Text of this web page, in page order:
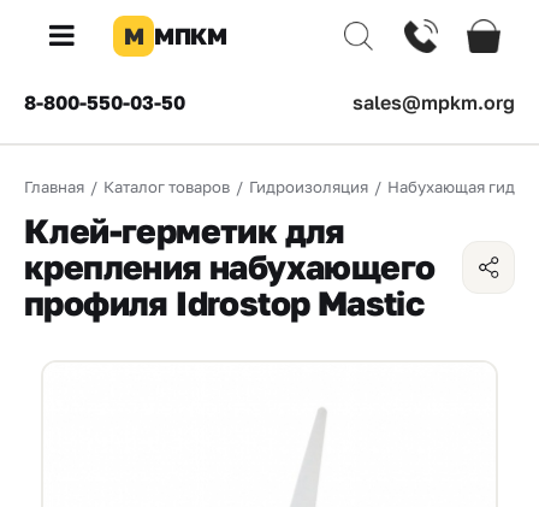
×
КОМПАНИЯ
О
компании
Доставка
Оплата
М МПКМ
8-800-550-03-50 sales@mpkm.org
Главная / Каталог товаров / Гидроизоляция / Набухающая
Клей-герметик для
крепления набухающего
профиля Idrostop Mastic